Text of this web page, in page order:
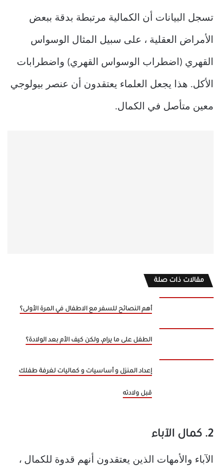
تسجل البيانات أن الكمالية مرتبطة بدقة ببعض
الأمراض العقلية ، على سبيل المثال الوسواس
القهري (اضطراب الوسواس القهري) واضطرابات
الأكل. هذا يجعل العلماء يعتقدون أن عنصر بيولوجي
معين متأصل في الكمال.
مقالات ذات صلة
أهم النصائح للسفر مع الاطفال في المرة الأولى؟
الطفل على ما يرام، ولكن كيف الأم بعد الولادة؟
إعداد المنزل و أساسيات و كماليات لغرفة طفلك
قبل ولادته
2. كمال الآباء
الآباء والأمهات الذين يعتقدون أنهم قدوة للكمال ،